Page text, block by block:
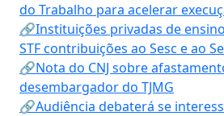
do Trabalho para acelerar
🔗Instituições privadas de
STF contribuições ao Sesc e ao
🔗Nota do CNJ sobre
desembargador do TJMG
🔗Audiência debaterá se